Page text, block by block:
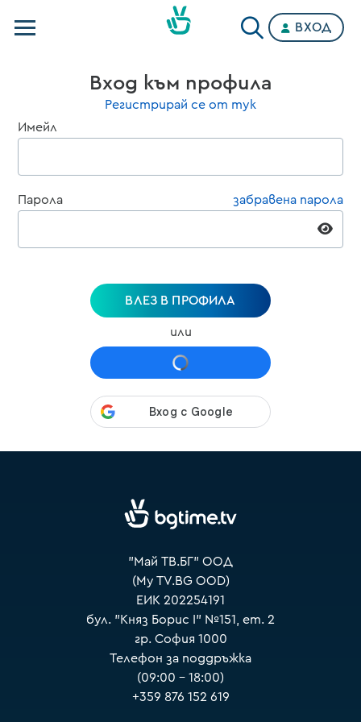
Категории
ВХОД
Вход към профила
Регистрирай се от тук
Имейл
Парола забравена парола
ВЛЕЗ В ПРОФИЛА
или
"Май ТВ.БГ" ООД
(My TV.BG OOD)
ЕИК 202254191
бул. "Княз Борис I" №151, ет. 2
гр. София 1000
Телефон за поддръжка
(09:00 – 18:00)
+359 876 152 619